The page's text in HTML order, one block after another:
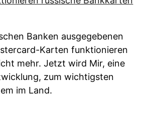
Banken ausgegebenen
Karten funktionieren
mehr. Jetzt wird Mir, eine
zum wichtigsten
im Land.